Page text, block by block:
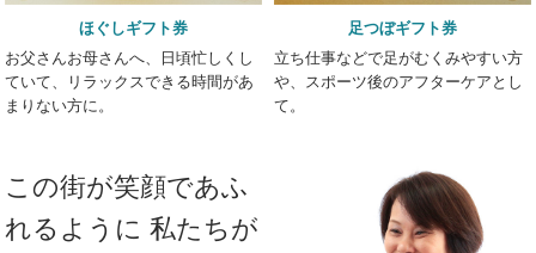
ほぐしギフト券
お父さんお母さんへ、日頃忙しくし
ていて、リラックスできる時間があ
まりない方に。
足つぼギフト券
立ち仕事などで足がむくみやすい方
や、スポーツ後のアフターケアとし
て。
この街が笑顔であふ
れるように 私たちが